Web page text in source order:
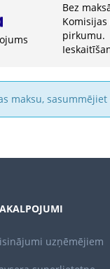
Bez
pirkumu.
maksu,
uzņēmējiem